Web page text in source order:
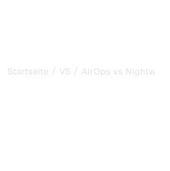
Startseite / VS / AirOps vs Nightwatch